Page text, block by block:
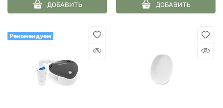
ДОБАВИТЬ ДОБАВИТЬ
Рекомендуем